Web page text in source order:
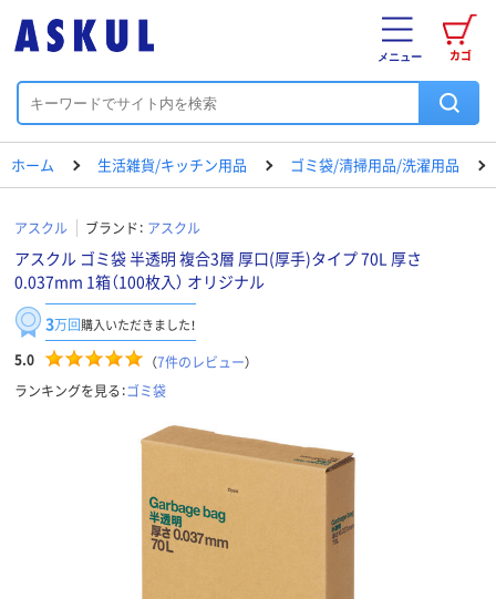
カゴ
メニュー
ホーム 生活雑貨/キッチン用品 ゴミ袋/清掃用品/洗濯用品
アスクル ブランド： アスクル
アスクル ゴミ袋 半透明 複合3層 厚口(厚手)タイプ 70L 厚さ
0.037mm 1箱（100枚入） オリジナル
3万回購入いただきました！
5.0 （7件のレビュー）
ランキングを見る：ゴミ袋